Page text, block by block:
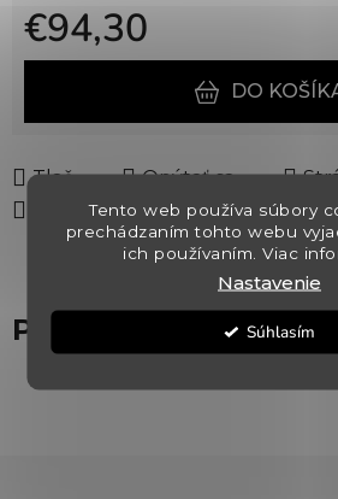
Tento web používa súbory
prechádzaním tohto webu
ich používaním. Viac
Nastavenie
Súhlasím
€94,30
Jednotková cena:
DO
Tlač Opýtať sa
Zdieľať
Popis